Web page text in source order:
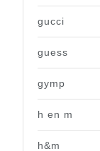
gucci
guess
gymp
h en m
h&m